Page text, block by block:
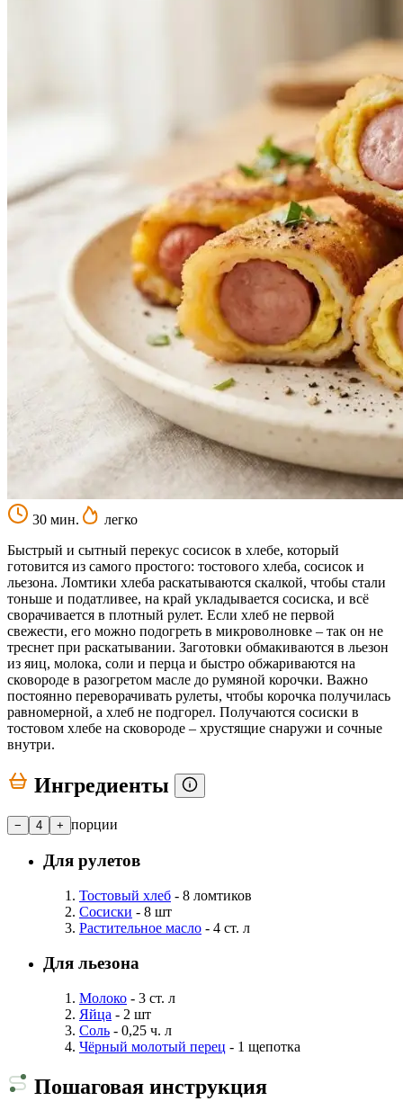
30 мин.
легко
Быстрый и сытный перекус сосисок в хлебе, который
готовится из самого простого: тостового хлеба, сосисок и
льезона. Ломтики хлеба раскатываются скалкой, чтобы стали
тоньше и податливее, на край укладывается сосиска, и всё
сворачивается в плотный рулет. Если хлеб не первой
свежести, его можно подогреть в микроволновке – так он не
треснет при раскатывании. Заготовки обмакиваются в льезон
из яиц, молока, соли и перца и быстро обжариваются на
сковороде в разогретом масле до румяной корочки. Важно
постоянно переворачивать рулеты, чтобы корочка получилась
равномерной, а хлеб не подгорел. Получаются сосиски в
тостовом хлебе на сковороде – хрустящие снаружи и сочные
внутри.
Ингредиенты
− 4 + порции
Для рулетов
Тостовый хлеб - 8 ломтиков
Сосиски - 8 шт
Растительное масло - 4 ст. л
Для льезона
Молоко - 3 ст. л
Яйца - 2 шт
Соль - 0,25 ч. л
Чёрный молотый перец - 1 щепотка
Пошаговая инструкция